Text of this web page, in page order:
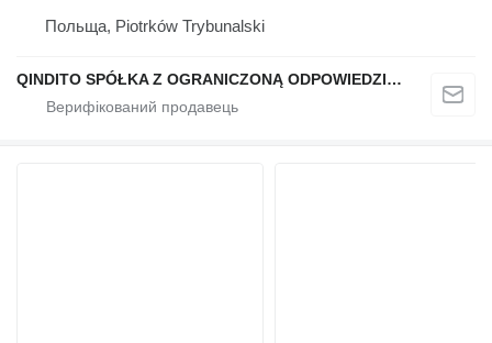
Польща, Piotrków Trybunalski
QINDITO SPÓŁKA Z OGRANICZONĄ ODPOWIEDZIALNOŚCIĄ